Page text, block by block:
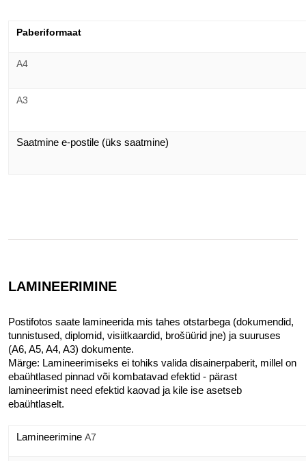
Paberiformaat
A4
A3
Saatmine e-postile (üks saatmine)
LAMINEERIMINE
Postifotos saate lamineerida mis tahes otstarbega (dokumendid,
tunnistused, diplomid, visiitkaardid, brošüürid jne) ja suuruses
(A6, A5, A4, A3) dokumente.
Märge: Lamineerimiseks ei tohiks valida disainerpaberit, millel on
ebaühtlased pinnad või kombatavad efektid - pärast
lamineerimist need efektid kaovad ja kile ise asetseb
ebaühtlaselt.
Lamineerimine А7